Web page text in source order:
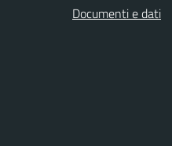
Documenti e dati